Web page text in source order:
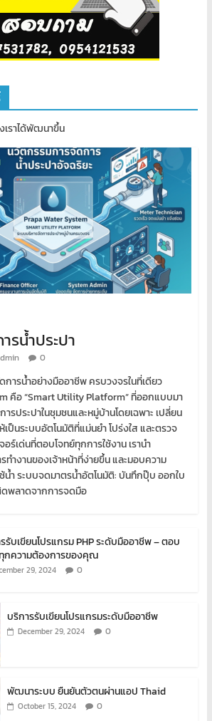
เราได้พัฒนาขึ้น
รน้ำประปา
0
ารน้ำอย่างมืออาชีพ ครบวงจรในที่เดียว
คือ “Smart Utility Platform” ที่ออกแบบมา
ประปาในชุมชนและหมู่บ้านโดยเฉพาะ เปลี่ยน
ป็นระบบอัตโนมัติที่แม่นยำ โปร่งใส และตรวจ
ร์เด่นที่ตอบโจทย์ทุกการใช้งาน เรานำ
รทำงานของเจ้าหน้าที่ง่ายขึ้น และมอบความ
น้ำ ระบบจดมาตรน้ำอัตโนมัติ: บันทึกปุ๊บ ออกใบ
พลาดจากการจดมือ
รับเขียนโปรแกรม PHP ระดับมืออาชีพ – ตอบ
กความต้องการของคุณ
29, 2024 0
บริการรับเขียนโปรแกรมระดับมืออาชีพ
December 29, 2024 0
พัฒนาระบบ ยืนยันตัวตนผ่านแอป Thaid
October 15, 2024 0